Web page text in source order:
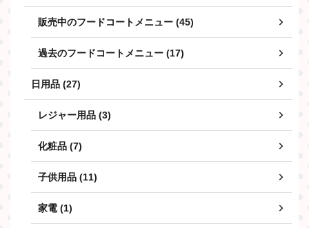
販売中のフードコートメニュー (45)
過去のフードコートメニュー (17)
日用品 (27)
レジャー用品 (3)
化粧品 (7)
子供用品 (11)
家電 (1)